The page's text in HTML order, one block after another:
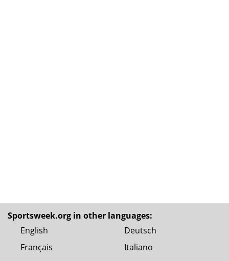
Sportsweek.org in other languages:
English
Deutsch
Français
Italiano